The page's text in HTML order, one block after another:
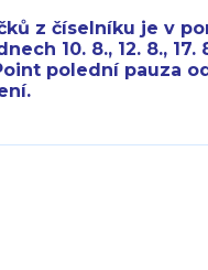
z číselníku je v
10. 8., 12. 8., 17.
polední pauza